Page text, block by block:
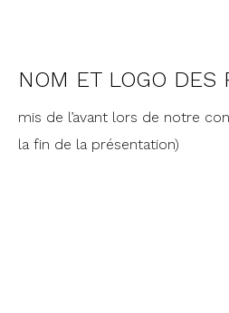
NOM ET LOGO DES
mis de l’avant lors de notre
la fin de la présentation)